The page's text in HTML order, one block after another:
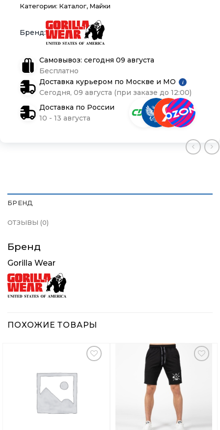
Категории: Каталог, Майки
Самовывоз: сегодня 09 августа
Бесплатно
Доставка курьером по Москве и МО
i
Сегодня, 09 августа (при заказе до 12:00)
Доставка по России
10 - 13 августа
БРЕНД
ОТЗЫВЫ (0)
Бренд
Gorilla Wear
ПОХОЖИЕ ТОВАРЫ
Добавить
Вишлист
Добавить
Вишлист